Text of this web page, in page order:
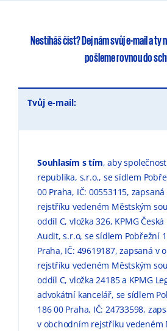
Nestíháš číst? Dej nám svůj e-mail a ty
pošleme rovnou do
Tvůj e-mail:
Souhlasím s tím, aby
republika, s.r.o., se sídlem
00 Praha, IČ: 00553115,
rejstříku vedeném Městským
oddíl C, vložka 326, KPMG
Audit, s.r.o, se sídlem Pobřežní
Praha, IČ: 49619187, zapsaná v
rejstříku vedeném Městským
oddíl C, vložka 24185 a KPMG
advokátní kancelář, se sídlem
186 00 Praha, IČ: 24733598,
v obchodním rejstříku vedeném